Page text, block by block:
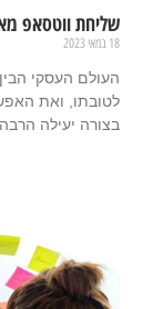
שליחת ווטסאפ
18 במאי 2023
העולם העסקי
לטובתו, ואת
בצורה יעילה